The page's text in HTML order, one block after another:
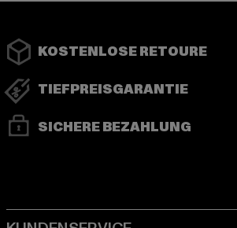
KOSTENLOSE RETOURE
TIEFPREISGARANTIE
SICHERE BEZAHLUNG